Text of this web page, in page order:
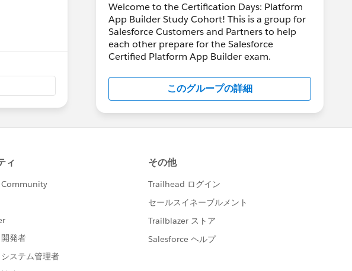
Welcome to the Certification Days: Platform
App Builder Study Cohort! This is a group for
Salesforce Customers and Partners to help
each other prepare for the Salesforce
Certified Platform App Builder exam.
このグループの詳細